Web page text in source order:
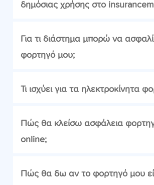
δημόσιας χρήσης στο
Για τι διάστημα μπορώ να
φορτηγό μου;
Τι ισχύει για τα ηλεκτροκίνητα
Πώς θα κλείσω ασφάλεια
online;
Πώς θα δω αν το φορτηγό μου